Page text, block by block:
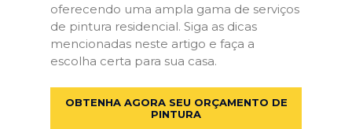
oferecendo uma ampla gama de serviços
de pintura residencial. Siga as dicas
mencionadas neste artigo e faça a
escolha certa para sua casa.
OBTENHA AGORA SEU ORÇAMENTO DE
PINTURA